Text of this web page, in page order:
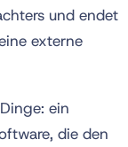
und endet
externe
ein
die den